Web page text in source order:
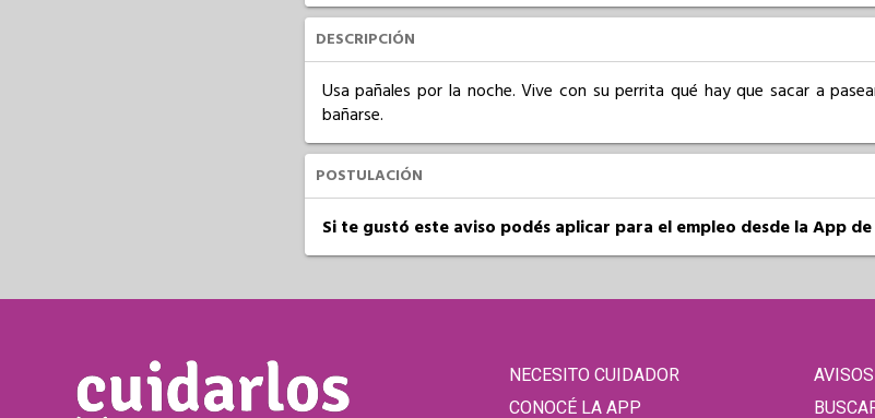
DESCRIPCIÓN
Usa pañales por la noche. Vive con su perrita qué hay que sacar a
bañarse.
POSTULACIÓN
Si te gustó este aviso podés aplicar para el empleo desde la App
NECESITO CUIDADOR
CONOCÉ LA APP
AVISOS